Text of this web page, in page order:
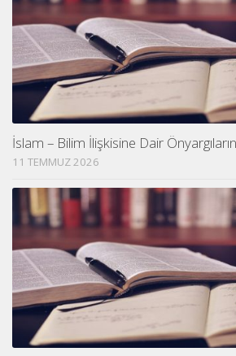
İslam – Bilim İlişkisine Dair
11 TEMMUZ 2026